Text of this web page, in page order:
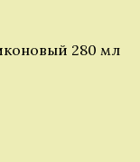
280 мл